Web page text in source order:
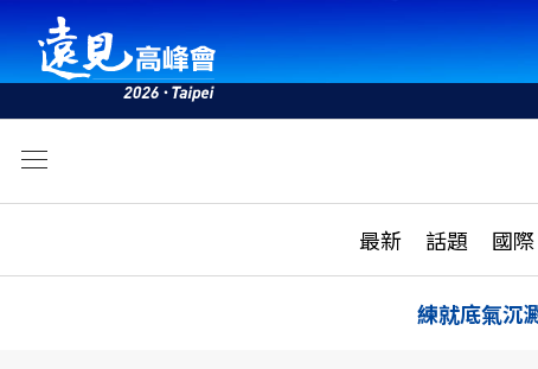
最新 話題 國際
活動
話題
練就底氣沉